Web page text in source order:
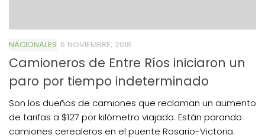
NACIONALES 6 NOVIEMBRE, 2018
Camioneros de Entre Ríos iniciaron un
paro por tiempo indeterminado
Son los dueños de camiones que reclaman un aumento
de tarifas a $127 por kilómetro viajado. Están parando
camiones cerealeros en el puente Rosario-Victoria.